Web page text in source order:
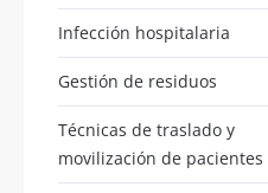
Infección hospitalaria
Gestión de residuos
Técnicas de traslado y
movilización de pacientes